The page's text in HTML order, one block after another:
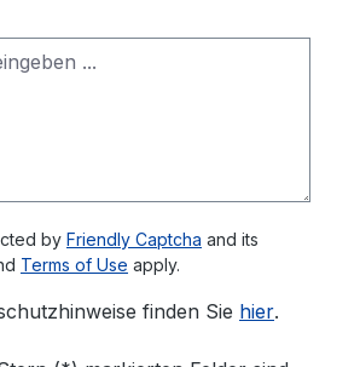
by Friendly Captcha and its
Terms of Use apply.
finden Sie hier.